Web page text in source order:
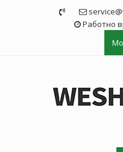
Работно